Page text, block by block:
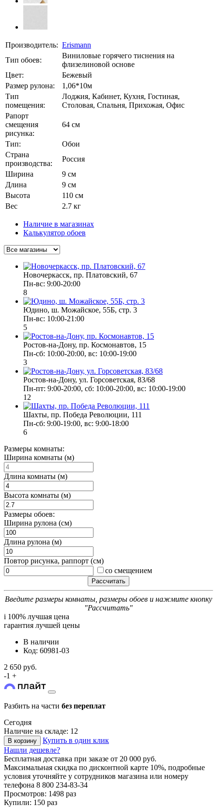
Производитель: Erismann
Тип обоев:
Виниловые горячего тиснения на
флизелиновой основе
Цвет:
Бежевый
Размер рулона:
1,06*10м
Тип
помещения:
Лоджия, Кабинет, Кухня, Гостиная,
Столовая, Спальня, Прихожая, Офис
Рапорт
смещения
рисунка:
64 см
Тип:
Обои
Страна
производства:
Россия
Ширина
9 см
Длина
9 см
Высота
110 см
Вес
2.7 кг
Наличие в магазинах
Калькулятор обоев
Новочеркасск, пр. Платовский, 67
Пн-вс: 9:00-20:00
8
Юдино, ш. Можайское, 55Б, стр. 3
Пн-вс: 10:00-21:00
5
Ростов-на-Дону, пр. Космонавтов, 15
Пн-сб: 10:00-20:00, вс: 10:00-19:00
3
Ростов-на-Дону, ул. Горсоветская, 83/68
Пн-пт: 9:00-20:00, сб: 10:00-20:00, вс: 10:00-19:00
12
Шахты, пр. Победа Революции, 111
Пн-сб: 9:00-19:00, вс: 9:00-18:00
6
Размеры комнаты:
Ширина комнаты (м)
Длина комнаты (м)
Высота комнаты (м)
Размеры обоев:
Ширина рулона (см)
Длина рулона (м)
Повтор рисунка, раппорт (см)
со смещением
Введите размеры комнаты, размеры обоев и нажмите кнопку
"Рассчитать"
i 100% лучшая цена
гарантия лучшей цены
В наличии
Код: 60981-03
2 650 руб.
-1 +
Разбить на части без переплат
Сегодня
Наличие на складе: 12
В корзину
Купить в один клик
Нашли дешевле?
Бесплатная доставка при заказе от 20 000 руб.
Максимальная скидка по дисконтной карте 10%, подробные
условия уточняйте у сотрудников магазина или номеру
телефона 8 800 234-83-34
Просмотров: 1498 раз
Купили: 150 раз